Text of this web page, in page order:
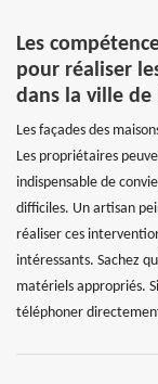
Les
pour réaliser
dans la ville
Les façades des
Les propriétaires
indispensable de
difficiles. Un artisan
réaliser ces
intéressants. Sachez
matériels appropriés.
téléphoner